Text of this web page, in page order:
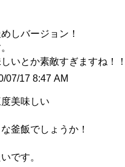
しバージョン！
いとか素敵すぎますね！
07/17 8:47 AM
美味しい
釜飯でしょうか！
です。